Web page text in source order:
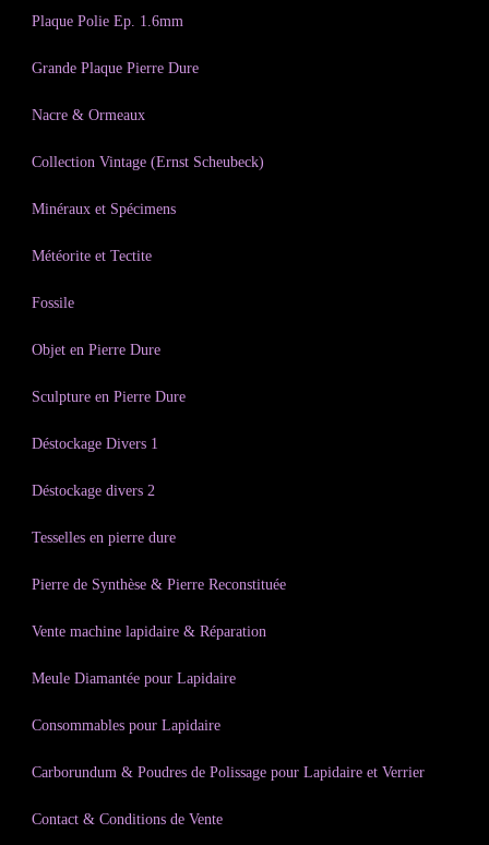
Plaque Polie Ep. 1.6mm
Grande Plaque Pierre Dure
Nacre & Ormeaux
Collection Vintage (Ernst Scheubeck)
Minéraux et Spécimens
Météorite et Tectite
Fossile
Objet en Pierre Dure
Sculpture en Pierre Dure
Déstockage Divers 1
Déstockage divers 2
Tesselles en pierre dure
Pierre de Synthèse & Pierre Reconstituée
Vente machine lapidaire & Réparation
Meule Diamantée pour Lapidaire
Consommables pour Lapidaire
Carborundum & Poudres de Polissage pour Lapidaire et Verrier
Contact & Conditions de Vente